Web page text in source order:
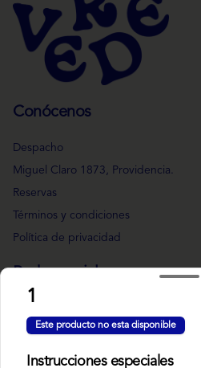
Conócenos
Despacho
Miguel Claro 1873, Providencia.
Reservas
Términos y condiciones
Política de privacidad
Redes sociales
Facebook
1
Este producto no esta disponible
Instrucciones especiales